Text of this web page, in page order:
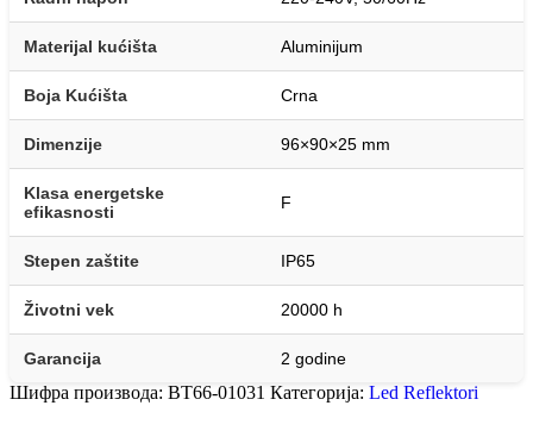
Materijal kućišta Aluminijum
Boja Kućišta Crna
Dimenzije 96×90×25 mm
Klasa energetske
efikasnosti
F
Stepen zaštite IP65
Životni vek 20000 h
Garancija 2 godine
Шифра производа: BT66-01031 Категорија: Led Reflektori